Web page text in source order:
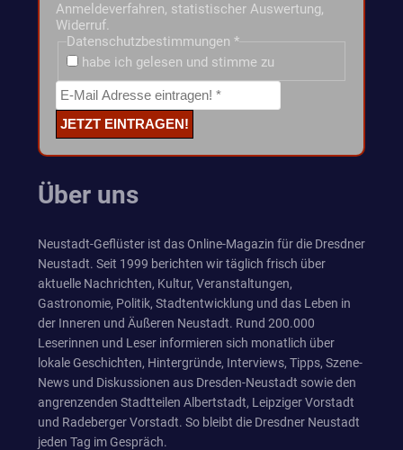
Anmeldeverfahren, statistischer Auswertung,
Widerruf.
Datenschutzbestimmungen *
habe ich gelesen und stimme zu
Über uns
Neustadt-Geflüster ist das Online-Magazin für die Dresdner
Neustadt. Seit 1999 berichten wir täglich frisch über
aktuelle Nachrichten, Kultur, Veranstaltungen,
Gastronomie, Politik, Stadtentwicklung und das Leben in
der Inneren und Äußeren Neustadt. Rund 200.000
Leserinnen und Leser informieren sich monatlich über
lokale Geschichten, Hintergründe, Interviews, Tipps, Szene-
News und Diskussionen aus Dresden-Neustadt sowie den
angrenzenden Stadtteilen Albertstadt, Leipziger Vorstadt
und Radeberger Vorstadt. So bleibt die Dresdner Neustadt
jeden Tag im Gespräch.